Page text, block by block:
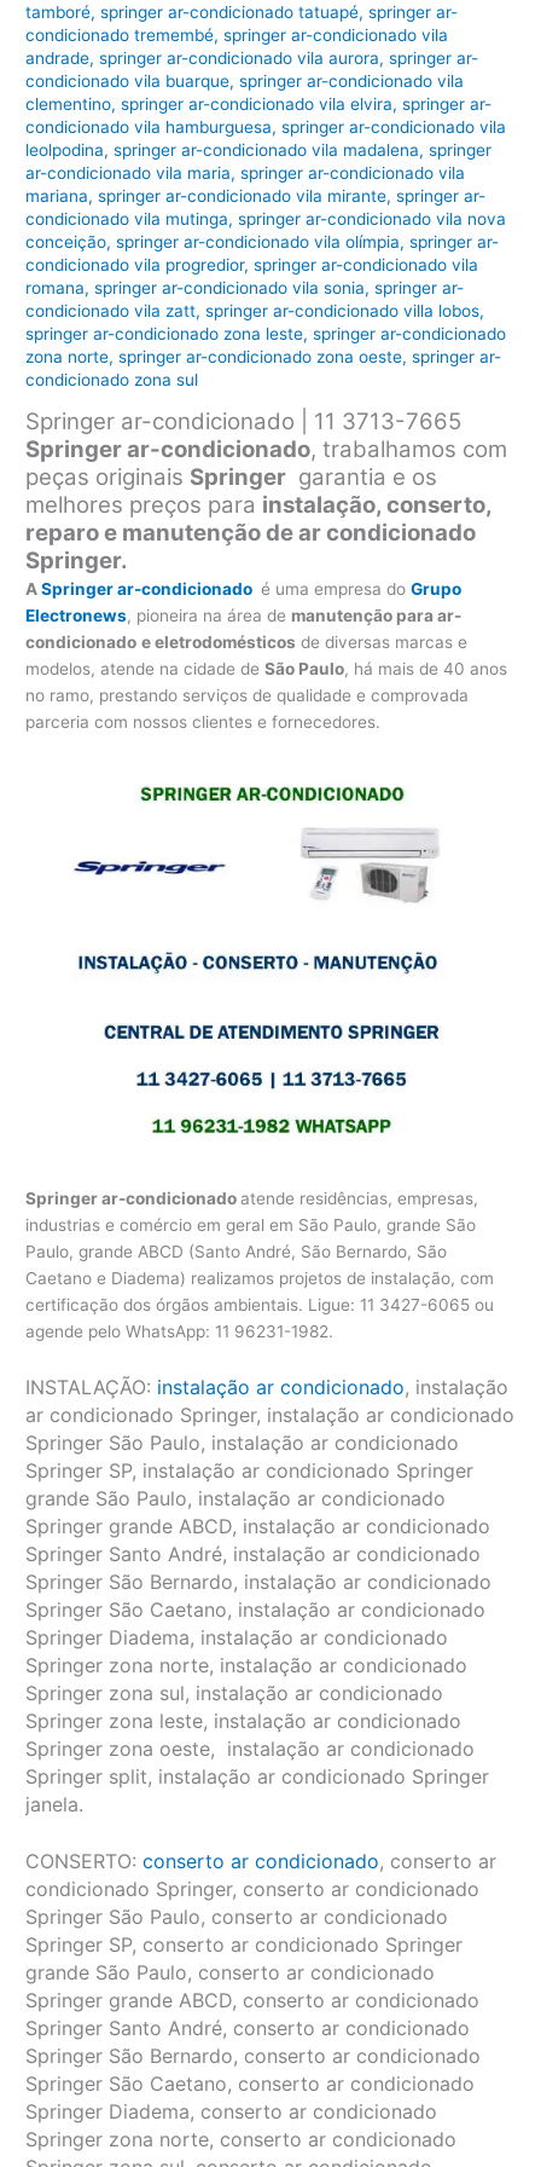
tamboré,springer ar-condicionado tatuapé,springer ar-
condicionado tremembé,springer ar-condicionado vila
andrade,springer ar-condicionado vila aurora,springer ar-
condicionado vila buarque,springer ar-condicionado vila
clementino,springer ar-condicionado vila elvira,springer ar-
condicionado vila hamburguesa,springer ar-condicionado vila
leolpodina,springer ar-condicionado vila madalena,springer
ar-condicionado vila maria,springer ar-condicionado vila
mariana,springer ar-condicionado vila mirante,springer ar-
condicionado vila mutinga,springer ar-condicionado vila nova
conceição,springer ar-condicionado vila olímpia,springer ar-
condicionado vila progredior,springer ar-condicionado vila
romana,springer ar-condicionado vila sonia,springer ar-
condicionado vila zatt,springer ar-condicionado villa lobos,
springer ar-condicionado zona leste,springer ar-condicionado
zona norte,springer ar-condicionado zona oeste,springer ar-
condicionado zona sul
Springer ar-condicionado | 11 3713-7665
Springer ar-condicionado, trabalhamos com
peças originais Springer garantia e os
melhores preços para instalação, conserto,
reparo e manutenção de ar condicionado
Springer.
ASpringer ar-condicionado é uma empresa doGrupo
Electronews, pioneira na área de manutenção paraar-
condicionado e eletrodomésticos de diversas marcas e
modelos, atende na cidade deSão Paulo, há mais de 40 anos
no ramo, prestando serviços de qualidade e comprovada
parceria com nossos clientes e fornecedores.
Springer ar-condicionadoatende residências, empresas,
industrias e comércio em geral em São Paulo, grande São
Paulo, grande ABCD (Santo André, São Bernardo, São
Caetano e Diadema) realizamos projetos de instalação, com
certificação dos órgãos ambientais. Ligue: 11 3427-6065 ou
agende pelo WhatsApp: 11 96231-1982.
INSTALAÇÃO: instalação ar condicionado, instalação
ar condicionado Springer, instalação ar condicionado
Springer São Paulo, instalação ar condicionado
Springer SP, instalação ar condicionado Springer
grande São Paulo, instalação ar condicionado
Springer grande ABCD, instalação ar condicionado
Springer Santo André, instalação ar condicionado
Springer São Bernardo, instalação ar condicionado
Springer São Caetano, instalação ar condicionado
Springer Diadema, instalação ar condicionado
Springer zona norte, instalação ar condicionado
Springer zona sul, instalação ar condicionado
Springer zona leste, instalação ar condicionado
Springer zona oeste, instalação ar condicionado
Springer split, instalação ar condicionado Springer
janela.
CONSERTO:conserto ar condicionado, conserto ar
condicionado Springer, conserto ar condicionado
Springer São Paulo, conserto ar condicionado
Springer SP, conserto ar condicionado Springer
grande São Paulo, conserto ar condicionado
Springer grande ABCD, conserto ar condicionado
Springer Santo André, conserto ar condicionado
Springer São Bernardo, conserto ar condicionado
Springer São Caetano, conserto ar condicionado
Springer Diadema, conserto ar condicionado
Springer zona norte, conserto ar condicionado